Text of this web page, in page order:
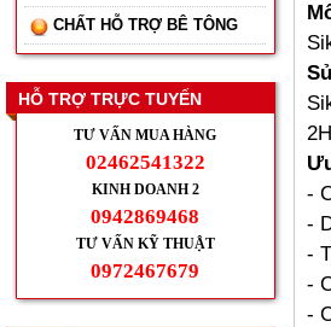
CHẤT HỖ TRỢ BÊ TÔNG
HỖ TRỢ TRỰC TUYẾN
TƯ VẤN MUA HÀNG
02462541322
KINH DOANH 2
0942869468
TƯ VẤN KỸ THUẬT
0972467679
-
-
-
-
-